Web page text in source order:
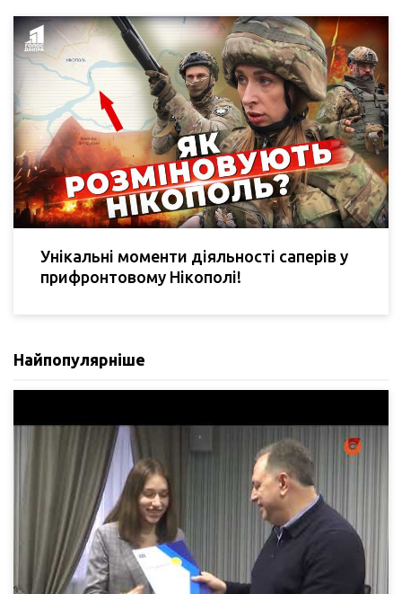
Унікальні моменти діяльності саперів у
прифронтовому Нікополі!
Найпопулярніше